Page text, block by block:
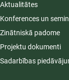
Aktualitātes
Konferences un
Zinātniskā padome
Projektu dokumenti
Sadarbības